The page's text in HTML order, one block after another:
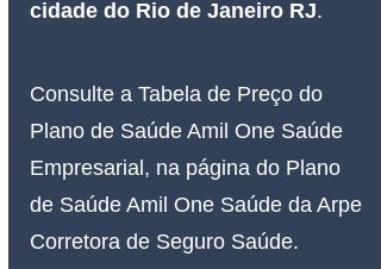
cidade do Rio de Janeiro RJ.
Consulte a Tabela de Preço do
Plano de Saúde Amil One Saúde
Empresarial, na página do Plano
de Saúde Amil One Saúde da Arpe
Corretora de Seguro Saúde.